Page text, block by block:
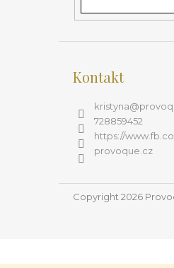
Kontakt
kristyna@
728859452
https://
provoque.cz
Copyright 2026